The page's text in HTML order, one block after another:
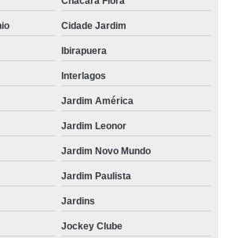
para tubo Bauru
Jardim Europa
Cidade Jardim
do Rio Preto
Itupeva
carbono Itatiba
Cidade Jardim
Ibirapuera
Interlagos
Jardim América
Jardim Leonor
Jardim Novo Mundo
Jardim Paulista
Jardins
Jockey Clube